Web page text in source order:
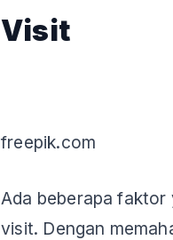
Visit
freepik.com
Ada beberapa faktor
visit. Dengan